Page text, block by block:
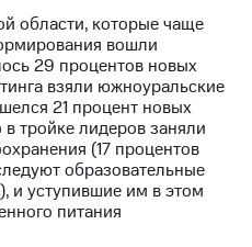
области, которые чаще
вошли
29 процентов новых
взяли южноуральские
21 процент новых
тройке лидеров заняли
(17 процентов
образовательные
и уступившие им в этом
питания